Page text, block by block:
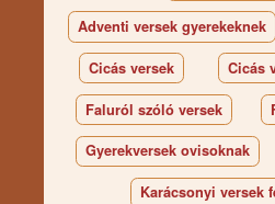
Adventi versek gyerekeknek
Cicás versek Cicás
Faluról szóló versek
Gyerekversek ovisoknak
Karácsonyi versek